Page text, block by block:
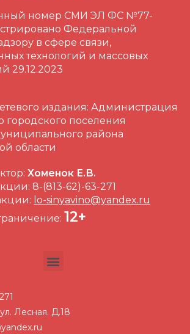
номер СМИ ЭЛ ФС №77-
Федеральной
в сфере связи,
технологий и массовых
29.12.2023
издания: Администрация
городского поселения
района
области
Хоменок Е.В.
8-(813-62)-63-271
lo-sinyavino@yandex.ru
12+
Лесная. Д.18